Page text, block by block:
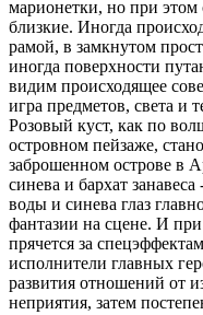
марионетки, но при
близкие. Иногда
рамой, в замкнутом
иногда поверхности
видим происходящее
игра предметов, света и
Розовый куст, как по
островном пейзаже,
заброшенном острове в
синева и бархат
воды и синева глаз
фантазии на сцене. И при
прячется за
исполнители главных
развития отношений от
неприятия, затем